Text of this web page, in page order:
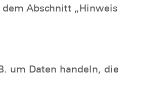
Abschnitt „Hinweis
um Daten handeln, die